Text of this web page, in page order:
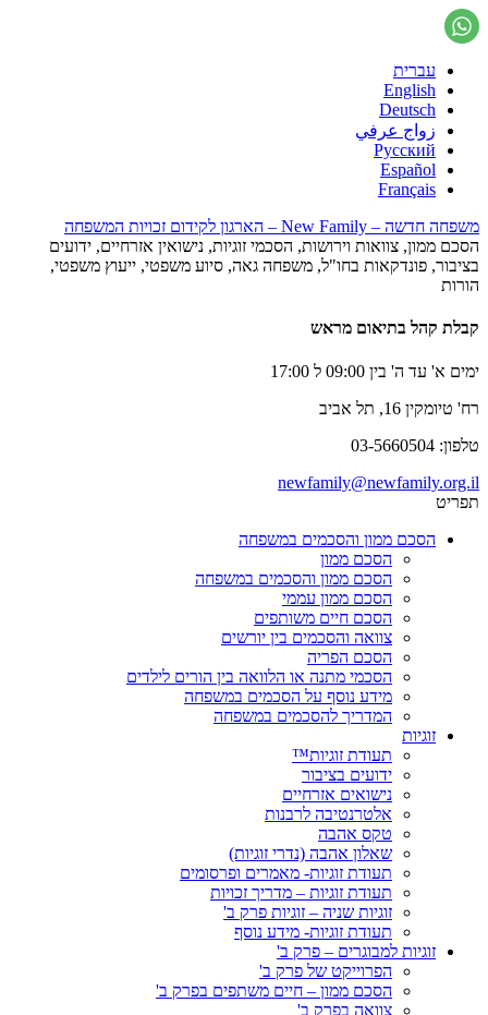
עברית
English
Deutsch
زواج عرفي
Русский
Español
Français
משפחה חדשה – New Family – הארגון לקידום זכויות המשפחה
הסכם ממון, צוואות וירושות, הסכמי זוגיות, נישואין אזרחיים, ידועים
בציבור, פונדקאות בחו"ל, משפחה גאה, סיוע משפטי, ייעוץ משפטי,
הורות
קבלת קהל בתיאום מראש
ימים א' עד ה' בין 09:00 ל 17:00
רח' טיומקין 16, תל אביב
טלפון: 03-5660504
newfamily@newfamily.org.il
תפריט
הסכם ממון והסכמים במשפחה
הסכם ממון
הסכם ממון והסכמים במשפחה
הסכם ממון עממי
הסכם חיים משותפים
צוואה והסכמים בין יורשים
הסכם הפריה
הסכמי מתנה או הלוואה בין הורים לילדים
מידע נוסף על הסכמים במשפחה
המדריך להסכמים במשפחה
זוגיות
תעודת זוגיות™
ידועים בציבור
נישואים אזרחיים
אלטרנטיבה לרבנות
טקס אהבה
שאלון אהבה (נדרי זוגיות)
תעודת זוגיות- מאמרים ופרסומים
תעודת זוגיות – מדריך זכויות
זוגיות שניה – זוגיות פרק ב'
תעודת זוגיות- מידע נוסף
זוגיות למבוגרים – פרק ב'
הפרוייקט של פרק ב'
הסכם ממון – חיים משתפים בפרק ב'
צוואה בפרק ב'